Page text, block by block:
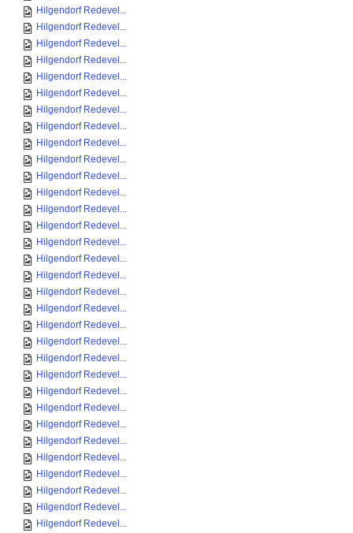
Hilgendorf Redevel...
Hilgendorf Redevel...
Hilgendorf Redevel...
Hilgendorf Redevel...
Hilgendorf Redevel...
Hilgendorf Redevel...
Hilgendorf Redevel...
Hilgendorf Redevel...
Hilgendorf Redevel...
Hilgendorf Redevel...
Hilgendorf Redevel...
Hilgendorf Redevel...
Hilgendorf Redevel...
Hilgendorf Redevel...
Hilgendorf Redevel...
Hilgendorf Redevel...
Hilgendorf Redevel...
Hilgendorf Redevel...
Hilgendorf Redevel...
Hilgendorf Redevel...
Hilgendorf Redevel...
Hilgendorf Redevel...
Hilgendorf Redevel...
Hilgendorf Redevel...
Hilgendorf Redevel...
Hilgendorf Redevel...
Hilgendorf Redevel...
Hilgendorf Redevel...
Hilgendorf Redevel...
Hilgendorf Redevel...
Hilgendorf Redevel...
Hilgendorf Redevel...